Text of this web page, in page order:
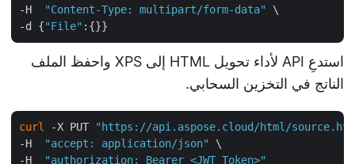
-H "Content-Type: multipart/form-data" \
-d {"File"
استدعِ API لأداء تحويل HTML إلى XPS واحفظ الملف
الناتج في التخزين السحابي.
curl -X PUT "https://api.aspose.cloud/html/
-H "accept: application/json" \
-H "authorization: Bearer <JWT Token>"